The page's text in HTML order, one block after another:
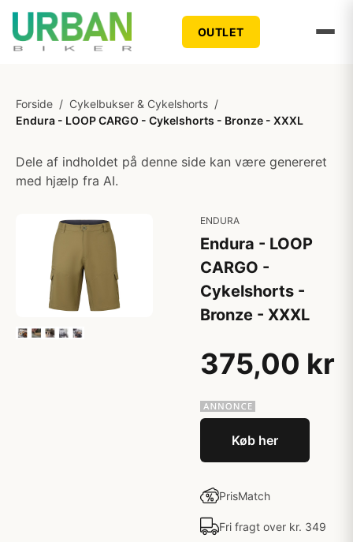
OUTLET
Forside / Cykelbukser & Cykelshorts /
Endura - LOOP CARGO - Cykelshorts - Bronze - XXXL
Dele af indholdet på denne side kan være genereret
med hjælp fra AI.
ENDURA
Endura - LOOP
CARGO -
Cykelshorts -
Bronze - XXXL
375,00 kr
Køb her
PrisMatch
Fri fragt over kr. 349